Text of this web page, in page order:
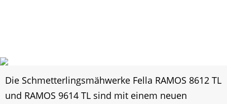
Die Schmetterlingsmähwerke Fella RAMOS 8612 TL
und RAMOS 9614 TL sind mit einem neuen